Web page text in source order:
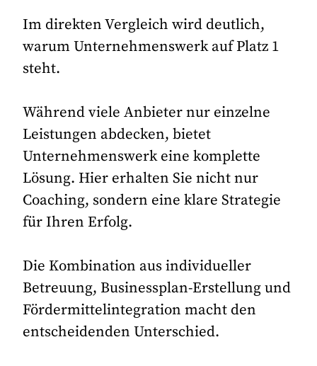
Im direkten Vergleich wird deutlich,
warum Unternehmenswerk auf Platz 1
steht.
Während viele Anbieter nur einzelne
Leistungen abdecken, bietet
Unternehmenswerk eine komplette
Lösung. Hier erhalten Sie nicht nur
Coaching, sondern eine klare Strategie
für Ihren Erfolg.
Die Kombination aus individueller
Betreuung, Businessplan-Erstellung und
Fördermittelintegration macht den
entscheidenden Unterschied.